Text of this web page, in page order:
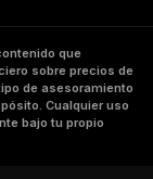
que
sobre precios de
de asesoramiento
Cualquier uso
bajo tu propio